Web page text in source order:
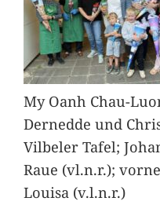
My Oanh Chau-
Dernedde und
Vilbeler Tafel;
Raue (vl.n.r.);
Louisa (v.l.n.r.)